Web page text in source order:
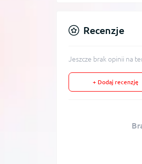
Recenzje
Jeszcze brak opinii na
+ Dodaj recenzję